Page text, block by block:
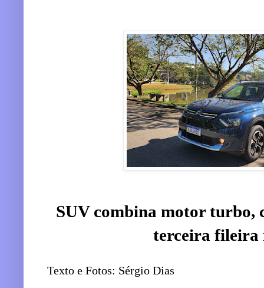
SUV combina motor turbo,
terceira fileira
Texto e Fotos: Sérgio Dias